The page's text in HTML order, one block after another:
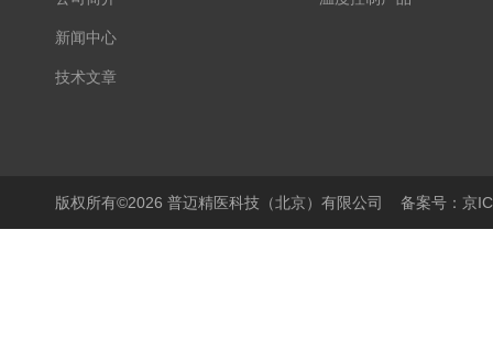
新闻中心
技术文章
版权所有©2026 普迈精医科技（北京）有限公司 备案号：京